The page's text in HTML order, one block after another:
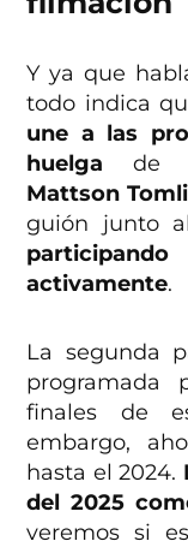
Y ya que
todo indica
une a las
huelga de
Mattson
guión junto
activamente.
La segunda
programada
finales de
embargo,
hasta el 2024.
del 2025
veremos si